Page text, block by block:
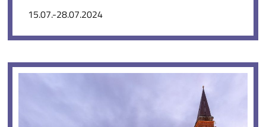
15.07.-28.07.2024